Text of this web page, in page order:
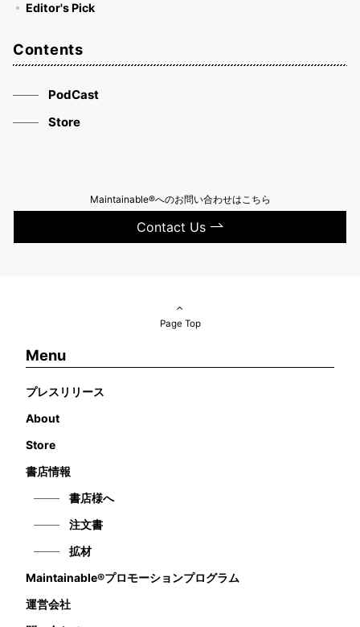
Editor's Pick
Contents
PodCast
Store
Maintainable®へのお問い合わせはこちら
Contact Us
Page Top
Menu
プレスリリース
About
Store
書店情報
書店様へ
注文書
拡材
Maintainable®プロモーションプログラム
運営会社